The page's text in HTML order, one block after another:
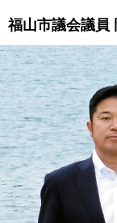
福山市議会議員
HOME
重要情報
プロフィール